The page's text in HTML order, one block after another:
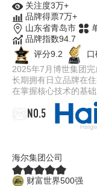
关注度3万+
品牌得票7万+
山东省青岛市
品牌指数94.7
评分9.2
2025年7月博世集团
长期拥有日立品牌在
在掌握核心技术的基
NO.5
海尔集团公司
财富世界500强